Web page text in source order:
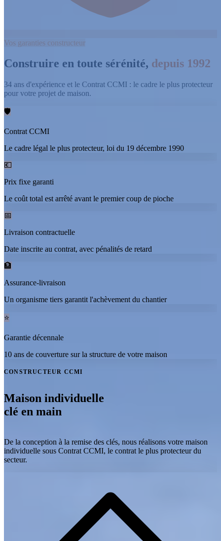
Vos garanties constructeur
Construire en toute sérénité, depuis 1992
34 ans d'expérience et le Contrat CCMI : le cadre le plus protecteur
pour votre projet de maison.
🛡
Contrat CCMI
Le cadre légal le plus protecteur, loi du 19 décembre 1990
💶
Prix fixe garanti
Le coût total est arrêté avant le premier coup de pioche
📅
Livraison contractuelle
Date inscrite au contrat, avec pénalités de retard
🏦
Assurance-livraison
Un organisme tiers garantit l'achèvement du chantier
⭐
Garantie décennale
10 ans de couverture sur la structure de votre maison
CONSTRUCTEUR CCMI
Maison individuelle
clé en main
De la conception à la remise des clés, nous réalisons votre maison
individuelle sous Contrat CCMI, le contrat le plus protecteur du
secteur.